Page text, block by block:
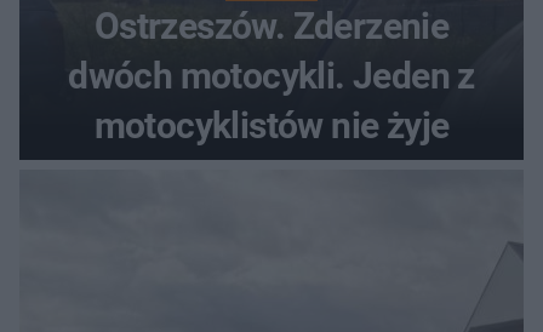
Ostrzeszów. Zderzenie
dwóch motocykli. Jeden z
motocyklistów nie żyje